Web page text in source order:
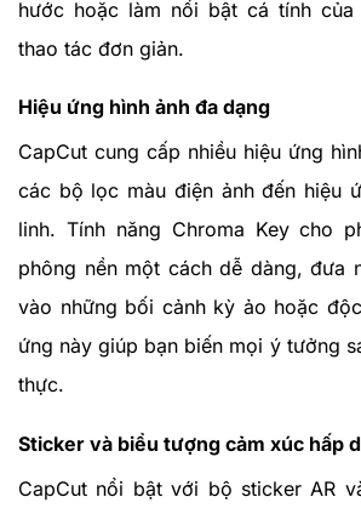
hước hoặc làm nổi bật cá tính
thao tác đơn giản.
Hiệu ứng hình ảnh đa dạng
CapCut cung cấp nhiều hiệu ứng
các bộ lọc màu điện ảnh đến hiệu
linh. Tính năng Chroma Key cho
phông nền một cách dễ dàng, đưa
vào những bối cảnh kỳ ảo hoặc
ứng này giúp bạn biến mọi ý tưởng
thực.
Sticker và biểu tượng cảm xúc hấp
CapCut nổi bật với bộ sticker AR